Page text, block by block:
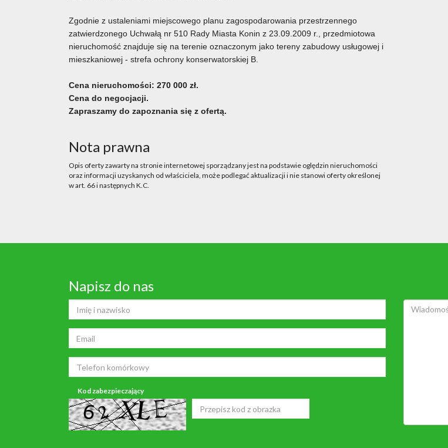
Zgodnie z ustaleniami miejscowego planu zagospodarowania przestrzennego
zatwierdzonego Uchwałą nr 510 Rady Miasta Konin z 23.09.2009 r., przedmiotowa
nieruchomość znajduje się na terenie oznaczonym jako tereny zabudowy usługowej i
mieszkaniowej - strefa ochrony konserwatorskiej B.
Cena nieruchomości: 270 000 zł.
Cena do negocjacji.
Zapraszamy do zapoznania się z ofertą.
Nota prawna
Opis oferty zawarty na stronie internetowej sporządzany jest na podstawie oględzin nieruchomości
oraz informacji uzyskanych od właściciela, może podlegać aktualizacji i nie stanowi oferty określonej
w art. 66 i następnych K.C.
Napisz do nas
Kod zabezpieczający